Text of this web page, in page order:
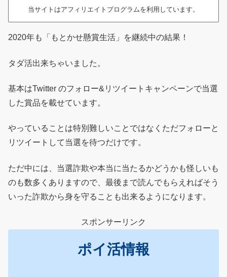
当サイトはアフィリエイトプログラムを利用しています。
2020年も「もとかせ懸賞生活」を継続中の結果！
タダ活出来ちゃいました。
基本はTwitter のフォロー&リツイートキャンペーンで当選
した賞品を載せています。
やっていることは特別難しいことではなくただフォローと
リツイートして当選を待つだけです。
ただ中には、当選詐欺や本当に当たるかどうかも怪しいも
のも数多くありますので、最後まで読んでもらえればそう
いった詐欺から身を守ることも出来るようになります。
スポンサーリンク
ポイ活情報